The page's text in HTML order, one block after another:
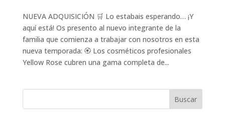
NUEVA ADQUISICIÓN 🛒 Lo estabais esperando… ¡Y
aquí está! Os presento al nuevo integrante de la
familia que comienza a trabajar con nosotros en esta
nueva temporada: 🏵️ Los cosméticos profesionales
Yellow Rose cubren una gama completa de...